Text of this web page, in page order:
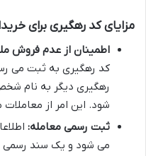
مزایای کد رهگیری برای
اطمینان از عدم فروش
کد رهگیری به ثبت می
رهگیری دیگر به نام
شود. این امر از
ثبت رسمی معامله:
می شود و یک سند رسمی